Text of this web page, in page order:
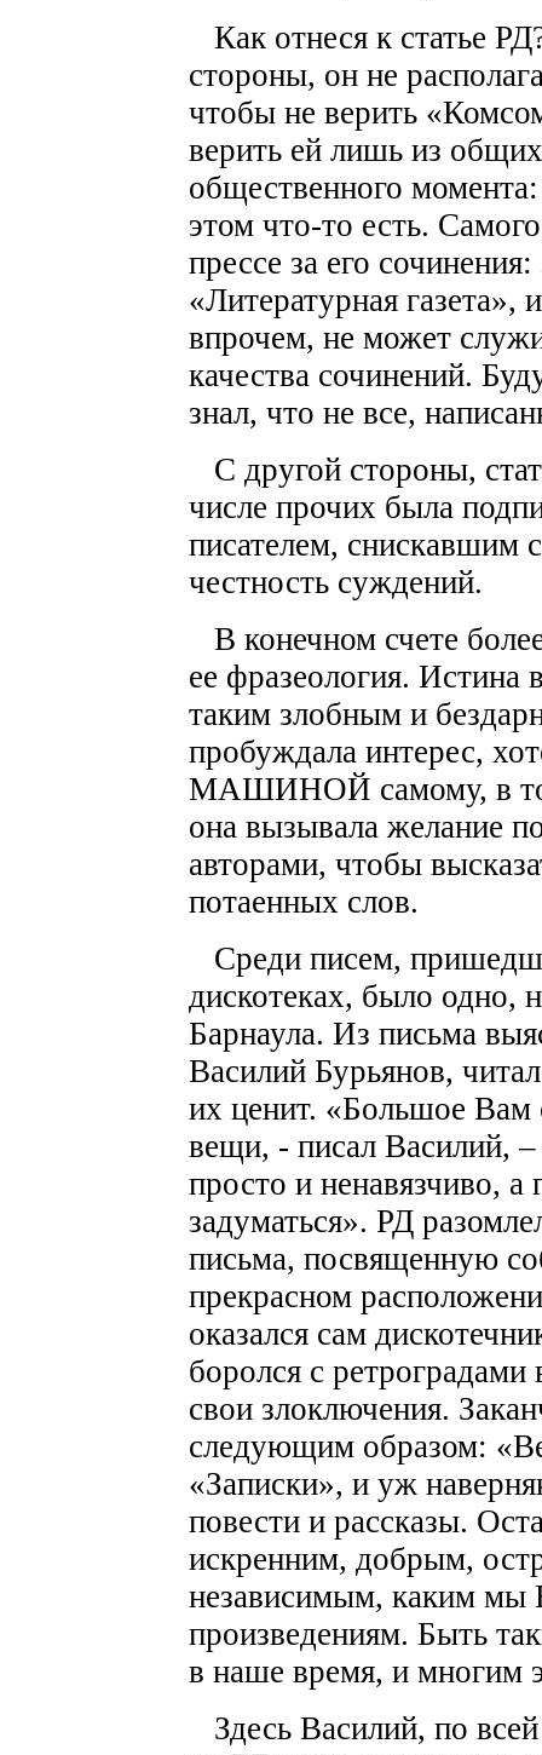
Как отнеся к статье
стороны, он не
чтобы не верить
верить ей лишь из
общественного
этом что-то есть.
прессе за его
«Литературная газета»,
впрочем, не может
качества сочинений.
знал, что не все,
С другой стороны,
числе прочих была
писателем, снискавшим
честность суждений.
В конечном счете
ее фразеология. Истина
таким злобным и
пробуждала интерес,
МАШИНОЙ самому, в то
она вызывала желание
авторами, чтобы
потаенных слов.
Среди писем,
дискотеках, было одно,
Барнаула. Из письма
Василий Бурьянов,
их ценит. «Большое Вам
вещи, - писал Василий, –
просто и ненавязчиво, а
задуматься». РД
письма, посвященную
прекрасном
оказался сам
боролся с
свои злоключения.
следующим образом:
«Записки», и уж
повести и рассказы.
искренним, добрым,
независимым, каким мы
произведениям. Быть
в наше время, и многим
Здесь Василий, по